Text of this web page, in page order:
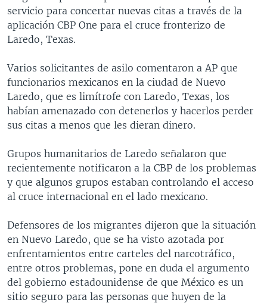
servicio para concertar nuevas citas a través de la
aplicación CBP One para el cruce fronterizo de
Laredo, Texas.
Varios solicitantes de asilo comentaron a AP que
funcionarios mexicanos en la ciudad de Nuevo
Laredo, que es limítrofe con Laredo, Texas, los
habían amenazado con detenerlos y hacerlos perder
sus citas a menos que les dieran dinero.
Grupos humanitarios de Laredo señalaron que
recientemente notificaron a la CBP de los problemas
y que algunos grupos estaban controlando el acceso
al cruce internacional en el lado mexicano.
Defensores de los migrantes dijeron que la situación
en Nuevo Laredo, que se ha visto azotada por
enfrentamientos entre carteles del narcotráfico,
entre otros problemas, pone en duda el argumento
del gobierno estadounidense de que México es un
sitio seguro para las personas que huyen de la